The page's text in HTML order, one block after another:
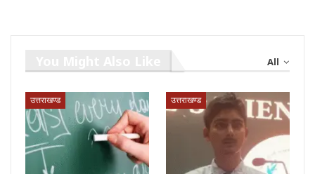
All
उत्तराखण्ड उत्तराखण्ड